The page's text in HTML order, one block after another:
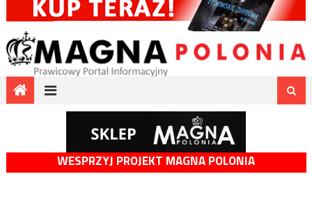
WESPRZYJ PROJEKT MAGNA POLONIA